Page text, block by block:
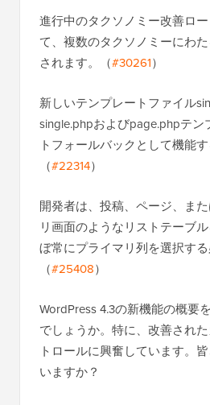
進行中のタクソノミー改善ロ
て、複数のタクソノミーにわ
されます。（#30261）
新しいテンプレートファイル
single.phpおよびpage.phpテ
トフォールバックとして機能
（#22314）
開発者は、投稿、ページ、ま
リ画面のようなリストテーブ
ぼ常にプライマリ列を選択する
（#25408）
WordPress 4.3の新機能の概要
でしょうか。特に、改善され
トロールに興奮しています。
いますか？